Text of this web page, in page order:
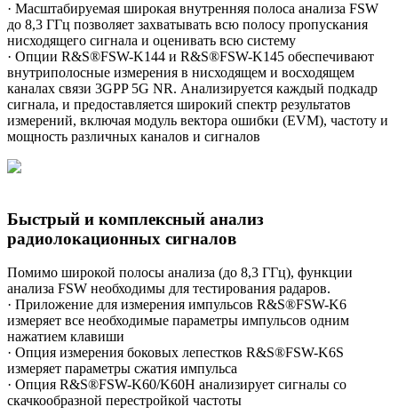
· Масштабируемая широкая внутренняя полоса анализа FSW
до 8,3 ГГц позволяет захватывать всю полосу пропускания
нисходящего сигнала и оценивать всю систему
· Опции R&S®FSW-K144 и R&S®FSW-K145 обеспечивают
внутриполосные измерения в нисходящем и восходящем
каналах связи 3GPP 5G NR. Анализируется каждый подкадр
сигнала, и предоставляется широкий спектр результатов
измерений, включая модуль вектора ошибки (EVM), частоту и
мощность различных каналов и сигналов
Быстрый и комплексный анализ
радиолокационных сигналов
Помимо широкой полосы анализа (до 8,3 ГГц), функции
анализа FSW необходимы для тестирования радаров.
· Приложение для измерения импульсов R&S®FSW-K6
измеряет все необходимые параметры импульсов одним
нажатием клавиши
· Опция измерения боковых лепестков R&S®FSW-K6S
измеряет параметры сжатия импульса
· Опция R&S®FSW-K60/K60H анализирует сигналы со
скачкообразной перестройкой частоты